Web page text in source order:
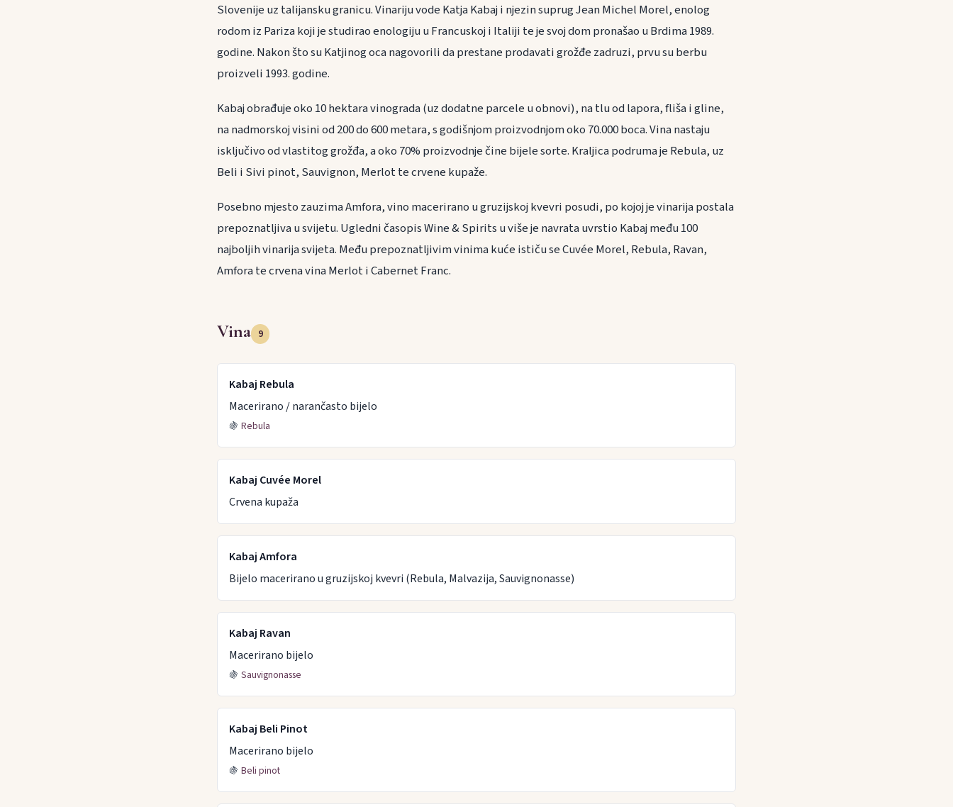
Slovenije uz talijansku granicu. Vinariju vode Katja Kabaj i njezin suprug Jean Michel Morel, enolog
rodom iz Pariza koji je studirao enologiju u Francuskoj i Italiji te je svoj dom pronašao u Brdima 1989.
godine. Nakon što su Katjinog oca nagovorili da prestane prodavati grožđe zadruzi, prvu su berbu
proizveli 1993. godine.
Kabaj obrađuje oko 10 hektara vinograda (uz dodatne parcele u obnovi), na tlu od lapora, fliša i gline,
na nadmorskoj visini od 200 do 600 metara, s godišnjom proizvodnjom oko 70.000 boca. Vina nastaju
isključivo od vlastitog grožđa, a oko 70% proizvodnje čine bijele sorte. Kraljica podruma je Rebula, uz
Beli i Sivi pinot, Sauvignon, Merlot te crvene kupaže.
Posebno mjesto zauzima Amfora, vino macerirano u gruzijskoj kvevri posudi, po kojoj je vinarija postala
prepoznatljiva u svijetu. Ugledni časopis Wine & Spirits u više je navrata uvrstio Kabaj među 100
najboljih vinarija svijeta. Među prepoznatljivim vinima kuće ističu se Cuvée Morel, Rebula, Ravan,
Amfora te crvena vina Merlot i Cabernet Franc.
Vina 9
Kabaj Rebula
Macerirano / narančasto bijelo
🍇 Rebula
Kabaj Cuvée Morel
Crvena kupaža
Kabaj Amfora
Bijelo macerirano u gruzijskoj kvevri (Rebula, Malvazija, Sauvignonasse)
Kabaj Ravan
Macerirano bijelo
🍇 Sauvignonasse
Kabaj Beli Pinot
Macerirano bijelo
🍇 Beli pinot